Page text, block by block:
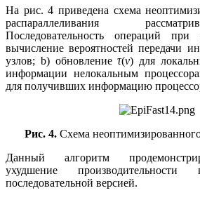
На рис. 4 приведена схема
распараллеливания
Последовательность операций
вычисление вероятностей передачи
узлов; b) обновлениеτ(v) для
информации нелокальным
для получивших информацию
Рис. 4.Схема
Данный алгоритм
ухудшение
последовательной версией.